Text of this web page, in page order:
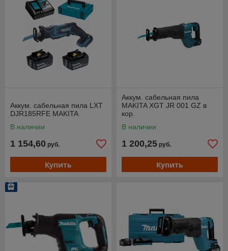
Аккум. сабельная пила LXT
DJR185RFE MAKITA
В наличии
1 154,60 руб.
Купить
Аккум. сабельная пила
MAKITA XGT JR 001 GZ в
кор.
В наличии
1 200,25 руб.
Купить